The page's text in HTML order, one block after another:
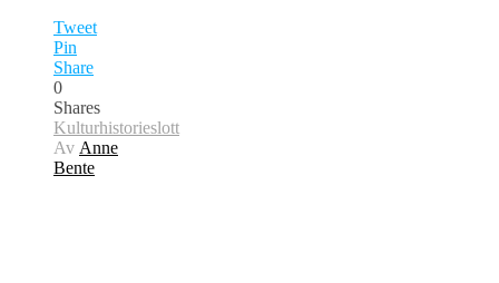
Tweet
Pin
Share
0
Shares
Kulturhistorieslott
Av Anne
Bente